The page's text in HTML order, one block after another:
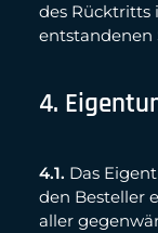
des Rücktritts
entstandenen
4.
4.1. Das
den Besteller
aller